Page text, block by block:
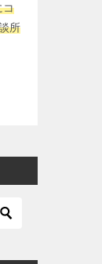
コ
所